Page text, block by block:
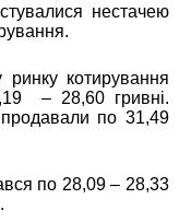
нестачею
котирування
– 28,60 гривні.
по 31,49
по 28,09 – 28,33